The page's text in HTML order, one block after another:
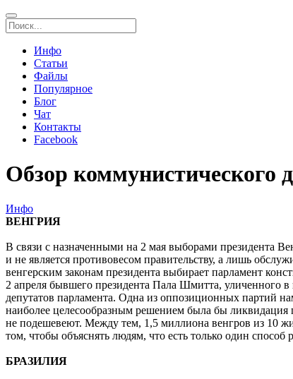
Инфо
Статьи
Файлы
Популярное
Блог
Чат
Контакты
Facebook
Обзор коммунистического
Инфо
ВЕНГРИЯ
В связи с назначенными на 2 мая выборами президента
и не является противовесом правительству, а лишь
венгерским законам президента выбирает парламент
2 апреля бывшего президента Пала Шмитта, уличенного
депутатов парламента. Одна из оппозиционных партий
наиболее целесообразным решением была бы
не подешевеют. Между тем, 1,5 миллиона венгров из 10
том, чтобы объяснять людям, что есть только один
БРАЗИЛИЯ